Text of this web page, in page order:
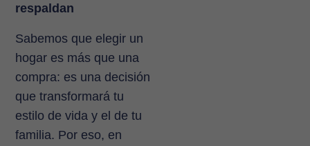
respaldan
Sabemos que elegir un
hogar es más que una
compra: es una decisión
que transformará tu
estilo de vida y el de tu
familia. Por eso, en